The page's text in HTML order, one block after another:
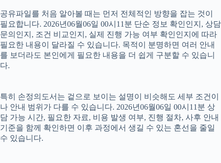
공유파일를 처음 알아볼 때는 먼저 전체적인 방향을 잡는 것이
필요합니다. 2026년06월06일 00시11분 단순 정보 확인인지, 상담
문의인지, 조건 비교인지, 실제 진행 가능 여부 확인인지에 따라
필요한 내용이 달라질 수 있습니다. 목적이 분명하면 여러 안내
를 보더라도 본인에게 필요한 내용을 더 쉽게 구분할 수 있습니
다.
특히 손정의도서는 겉으로 보이는 설명이 비슷해도 세부 조건이
나 안내 범위가 다를 수 있습니다. 2026년06월06일 00시11분 상
담 가능 시간, 필요한 자료, 비용 발생 여부, 진행 절차, 사후 안내
기준을 함께 확인하면 이후 과정에서 생길 수 있는 혼선을 줄일
수 있습니다.